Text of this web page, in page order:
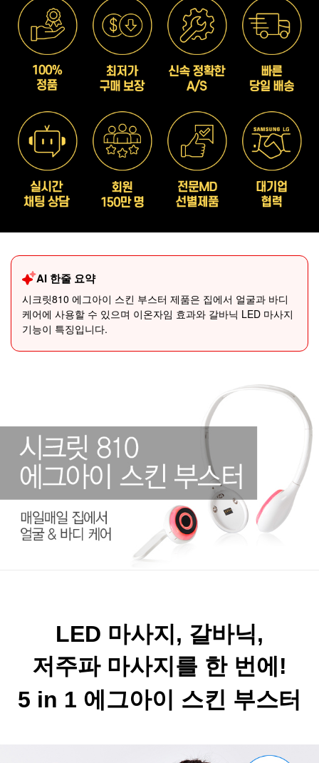
AI 한줄 요약
시크릿810 에그아이 스킨 부스터 제품은 집에서 얼굴과 바디
케어에 사용할 수 있으며 이온자임 효과와 갈바닉 LED 마사지
기능이 특징입니다.
LED 마사지, 갈바닉,
저주파 마사지를 한 번에!
5 in 1 에그아이 스킨 부스터